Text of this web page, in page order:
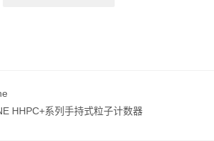
HHPC+系列手持式粒子计数器